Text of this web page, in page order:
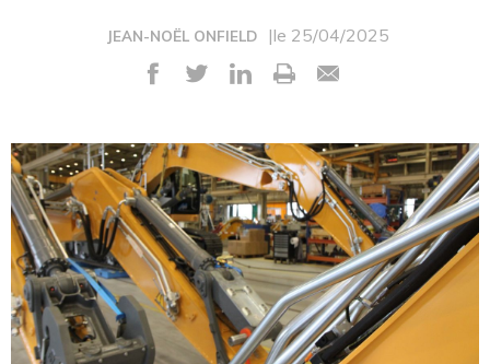
JEAN-NOËL ONFIELD |le 25/04/2025